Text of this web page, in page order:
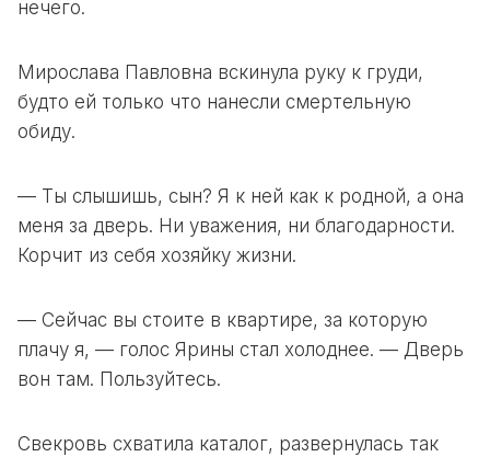
нечего.
Мирослава Павловна вскинула руку к груди,
будто ей только что нанесли смертельную
обиду.
— Ты слышишь, сын? Я к ней как к родной, а она
меня за дверь. Ни уважения, ни благодарности.
Корчит из себя хозяйку жизни.
— Сейчас вы стоите в квартире, за которую
плачу я, — голос Ярины стал холоднее. — Дверь
вон там. Пользуйтесь.
Свекровь схватила каталог, развернулась так